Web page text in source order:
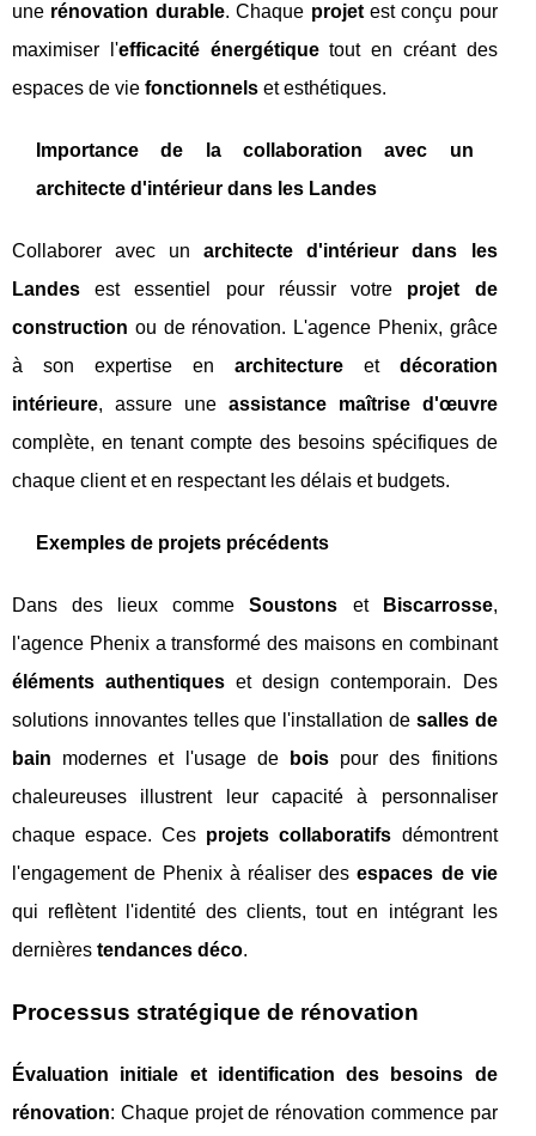
une rénovation durable. Chaque projetest conçu pour
maximiser l'efficacité énergétiquetout en créant des
espaces de vie fonctionnels et esthétiques.
Importance de la collaboration avec un
architecte d'intérieur dans les Landes
Collaborer avec unarchitecte d'intérieur dans les
Landes est essentiel pour réussir votre projet de
construction ou de rénovation. L'agence Phenix, grâce
à son expertise en architectureet décoration
intérieure, assure une assistance maîtrise d'œuvre
complète, en tenant compte des besoins spécifiques de
chaque client et en respectant les délais et budgets.
Exemples de projets précédents
Dans des lieux commeSoustons et Biscarrosse,
l'agence Phenix a transformé des maisons en combinant
éléments authentiques et design contemporain. Des
solutions innovantes telles que l'installation de salles de
bain modernes et l'usage de bois pour des finitions
chaleureuses illustrent leur capacité à personnaliser
chaque espace. Ces projets collaboratifs démontrent
l'engagement de Phenix à réaliser desespaces de vie
qui reflètent l'identité des clients, tout en intégrant les
dernières tendances déco.
Processus stratégique de rénovation
Évaluation initiale et identification des besoins de
rénovation: Chaque projet de rénovation commence par